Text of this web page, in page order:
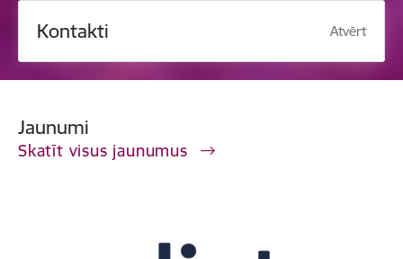
Kontakti Atvērt
Jaunumi
Skatīt visus jaunumus